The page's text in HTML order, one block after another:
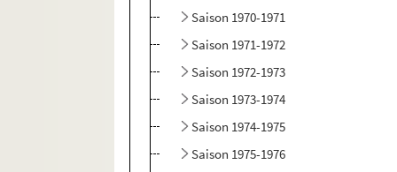
Saison 1970-1971
Saison 1971-1972
Saison 1972-1973
Saison 1973-1974
Saison 1974-1975
Saison 1975-1976